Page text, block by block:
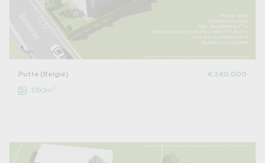
Putte (België)
€ 240.000
1090m2